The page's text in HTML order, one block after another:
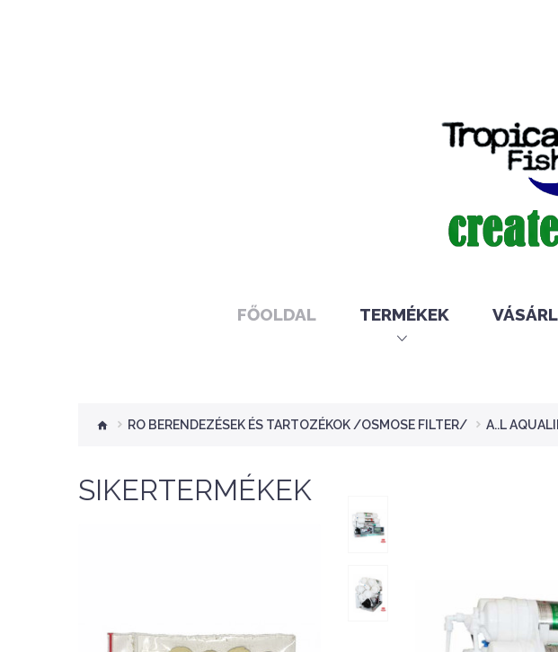
FŐOLDAL TERMÉKEK
RO BERENDEZÉSEK ÉS TARTOZÉKOK /OSMOSE FILTER/ A..L
SIKERTERMÉKEK